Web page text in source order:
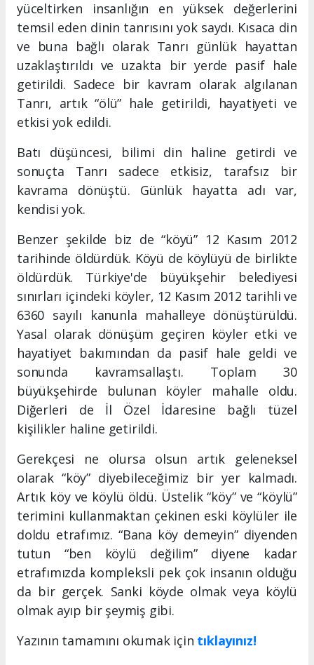
yüceltirken insanlığın en yüksek değerlerini
temsil eden dinin tanrısını yok saydı. Kısaca din
ve buna bağlı olarak Tanrı günlük hayattan
uzaklaştırıldı ve uzakta bir yerde pasif hale
getirildi. Sadece bir kavram olarak algılanan
Tanrı, artık “ölü” hale getirildi, hayatiyeti ve
etkisi yok edildi.
Batı düşüncesi, bilimi din haline getirdi ve
sonuçta Tanrı sadece etkisiz, tarafsız bir
kavrama dönüştü. Günlük hayatta adı var,
kendisi yok.
Benzer şekilde biz de “köyü” 12 Kasım 2012
tarihinde öldürdük. Köyü de köylüyü de birlikte
öldürdük. Türkiye'de büyükşehir belediyesi
sınırları içindeki köyler, 12 Kasım 2012 tarihli ve
6360 sayılı kanunla mahalleye dönüştürüldü.
Yasal olarak dönüşüm geçiren köyler etki ve
hayatiyet bakımından da pasif hale geldi ve
sonunda kavramsallaştı. Toplam 30
büyükşehirde bulunan köyler mahalle oldu.
Diğerleri de İl Özel İdaresine bağlı tüzel
kişilikler haline getirildi.
Gerekçesi ne olursa olsun artık geleneksel
olarak “köy” diyebileceğimiz bir yer kalmadı.
Artık köy ve köylü öldü. Üstelik “köy” ve “köylü”
terimini kullanmaktan çekinen eski köylüler ile
doldu etrafımız. “Bana köy demeyin” diyenden
tutun “ben köylü değilim” diyene kadar
etrafımızda kompleksli pek çok insanın olduğu
da bir gerçek. Sanki köyde olmak veya köylü
olmak ayıp bir şeymiş gibi.
Yazının tamamını okumak için tıklayınız!